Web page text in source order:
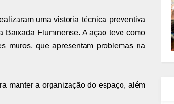
uma vistoria técnica preventiva
Baixada Fluminense. A ação teve como
muros, que apresentam problemas na
manter a organização do espaço, além